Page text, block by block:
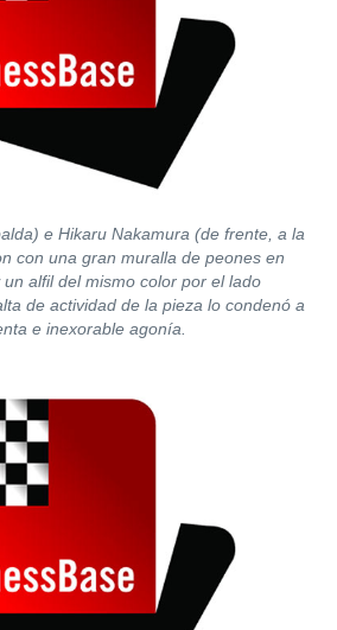
e Hikaru Nakamura (de frente, a la
con una gran muralla de peones en
alfil del mismo color por el lado
de actividad de la pieza lo condenó a
e inexorable agonía.